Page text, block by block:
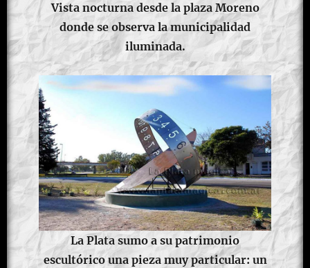
Vista nocturna desde la plaza Moreno
donde se observa la municipalidad
iluminada.
La Plata sumo a su patrimonio
escultórico una pieza muy particular: un